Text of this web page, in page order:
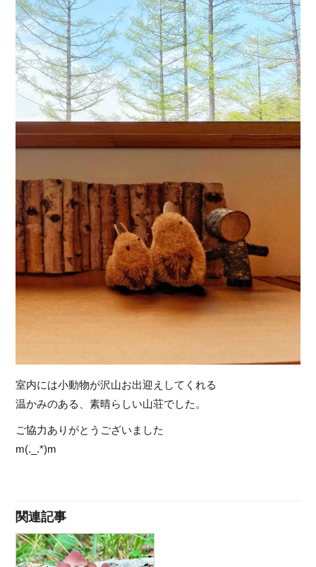
室内には小動物が沢山お出迎えしてくれる
温かみのある、素晴らしい山荘でした。
ご協力ありがとうございました
m(._.*)m
関連記事